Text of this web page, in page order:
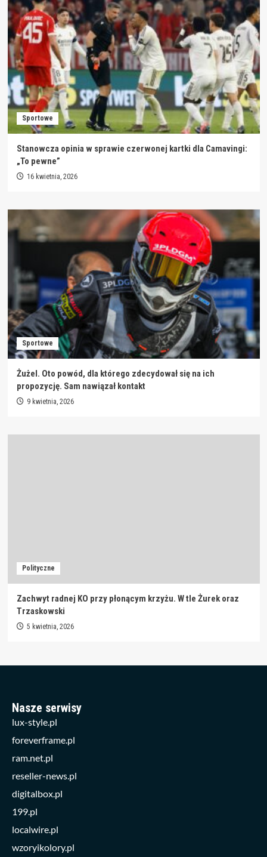
Sportowe
Stanowcza opinia w sprawie czerwonej kartki dla Camavingi:
„To pewne”
16 kwietnia, 2026
Sportowe
Żużel. Oto powód, dla którego zdecydował się na ich
propozycję. Sam nawiązał kontakt
9 kwietnia, 2026
Polityczne
Zachwyt radnej KO przy płonącym krzyżu. W tle Żurek oraz
Trzaskowski
5 kwietnia, 2026
Nasze serwisy
lux-style.pl
foreverframe.pl
ram.net.pl
reseller-news.pl
digitalbox.pl
199.pl
localwire.pl
wzoryikolory.pl